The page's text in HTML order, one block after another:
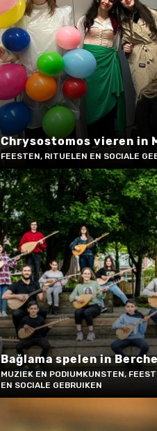
Chrysostomos vieren in
FEESTEN, RITUELEN EN SOCIALE
Bağlama spelen in
MUZIEK EN PODIUMKUNSTEN,
EN SOCIALE GEBRUIKEN